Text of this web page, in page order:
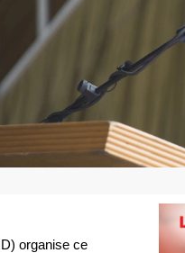
organise ce